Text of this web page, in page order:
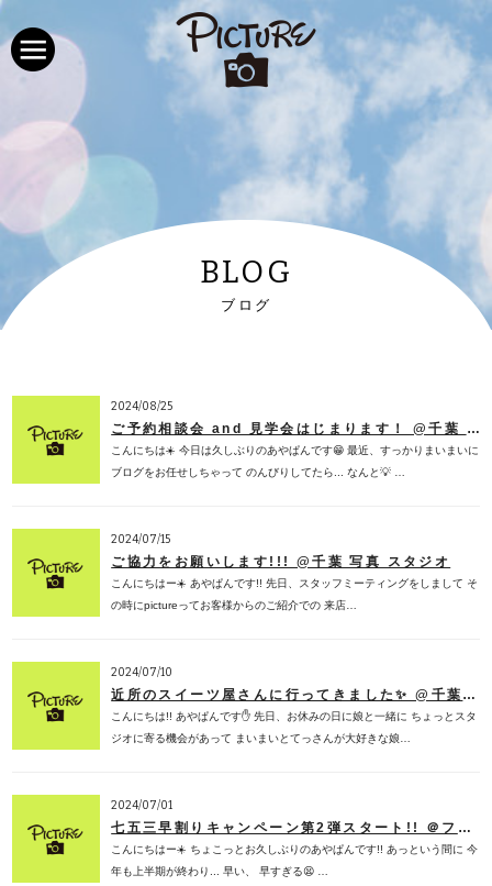
BLOG
ブログ
2024/08/25
ご予約相談会 and 見学会はじまります！ @千葉 写真 スタジオ
こんにちは☀️ 今日は久しぶりのあやぱんです😁 最近、すっかりまいまいに
ブログをお任せしちゃって のんびりしてたら... なんと💡 …
2024/07/15
ご協力をお願いします!!! @千葉 写真 スタジオ
こんにちはー☀️ あやぱんです!! 先日、スタッフミーティングをしまして そ
の時にpictureってお客様からのご紹介での 来店…
2024/07/10
近所のスイーツ屋さんに行ってきました✨ @千葉 フォトスタジオ
こんにちは!! あやぱんです✋ 先日、お休みの日に娘と一緒に ちょっとスタ
ジオに寄る機会があって まいまいとてっさんが大好きな娘…
2024/07/01
七五三早割りキャンペーン第2弾スタート!! ＠フォトスタジオ 千葉
こんにちはー☀️ ちょこっとお久しぶりのあやぱんです!! あっという間に 今
年も上半期が終わり... 早い、 早すぎる😫 …